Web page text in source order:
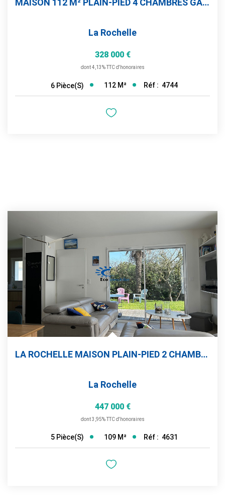
MAISON 112 M² PLAIN-PIED 4 CHAMBRES GARAGE JARDIN
La Rochelle
328 000 €
dont 4,13% TTC d'honoraires
6 Pièce(s) 112 M² Réf : 4744
LA ROCHELLE MAISON PLAIN-PIED 2 CHAMBRES + BUREAU ET STUDIO...
La Rochelle
447 000 €
dont 3,95% TTC d'honoraires
5 Pièce(s) 109 M² Réf : 4631